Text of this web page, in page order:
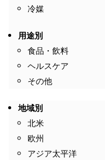
冷媒
用途別
食品・飲料
ヘルスケア
その他
地域別
北米
欧州
アジア太平洋